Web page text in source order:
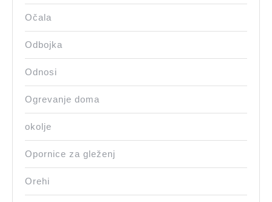
Očala
Odbojka
Odnosi
Ogrevanje doma
okolje
Opornice za gleženj
Orehi